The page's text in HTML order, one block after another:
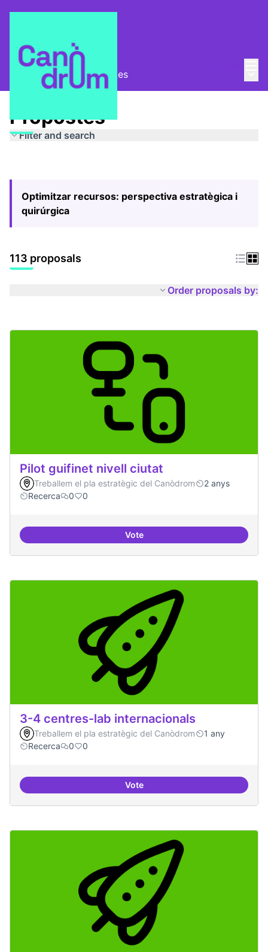
Pla Estratègic Propostes
Propostes
Filter and search
Optimitzar recursos: perspectiva estratègica i
quirúrgica
113 proposals
Order proposals by:
Pilot guifinet nivell ciutat
Treballem el pla estratègic del Canòdrom
2 anys
Recerca
0 0
VotePilot guifinet nivell ciutat
3-4 centres-lab internacionals
Treballem el pla estratègic del Canòdrom
1 any
Recerca
0 0
Vote3-4 centres-lab internacionals